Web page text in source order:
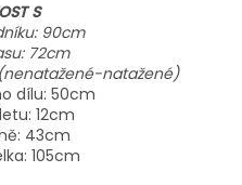
S
90cm
72cm
natažené)
dílu: 50cm
12cm
43cm
105cm